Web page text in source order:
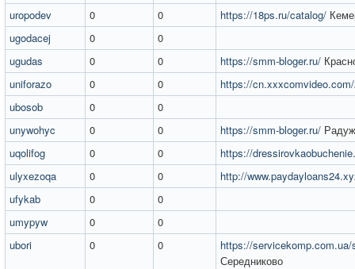
uropodev
0 0 https://18ps.ru/catalog/
ugodacej
0
0
ugudas
0 0 https://smm-bloger.ru/
uniforazo
0 0
https://
ubosob
0
0
unywohyc
0 0 https://smm-bloger.ru/
uqolifog
0 0
https://
ulyxezoqa
0 0
http://
ufykab
0
0
umypyw
0
0
ubori
0 0
https://
Середниково